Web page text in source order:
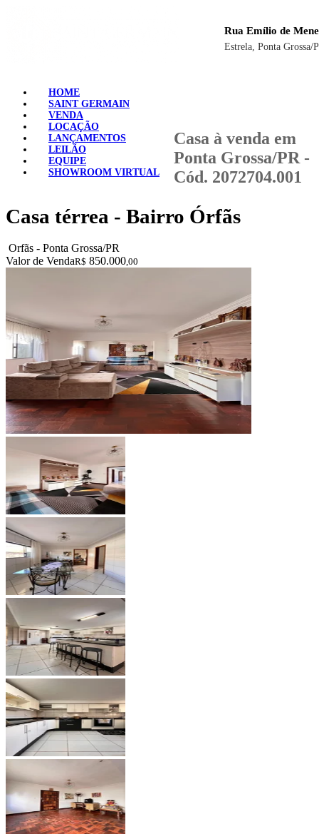
Rua Emílio de
Estrela, Ponta Grossa/
HOME
SAINT GERMAIN
VENDA
LOCAÇÃO
LANÇAMENTOS
LEILÃO
EQUIPE
SHOWROOM VIRTUAL
Casa à venda em
Ponta Grossa/PR -
Cód. 2072704.001
Casa térrea - Bairro Órfãs
Orfãs - Ponta Grossa/PR
Valor de VendaR$ 850.000,00